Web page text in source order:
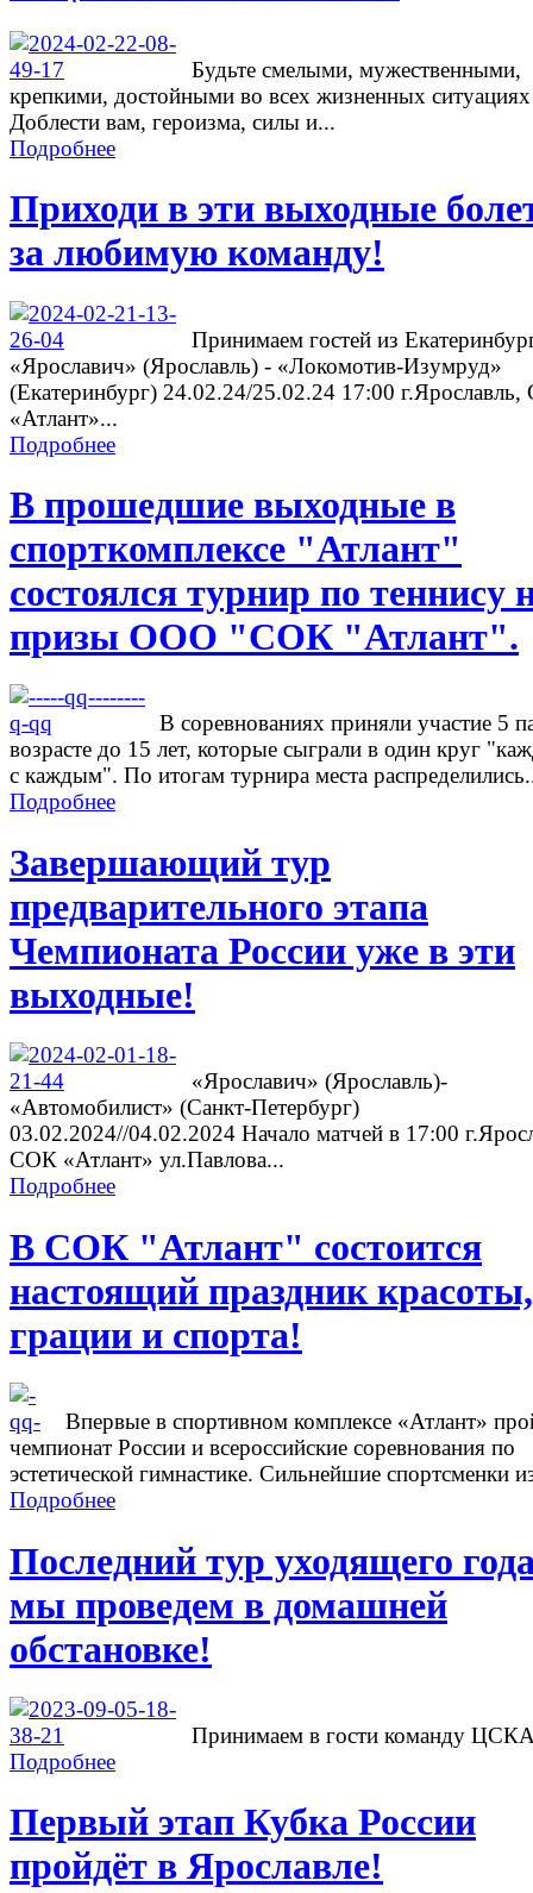
Будьте смелыми, мужественными,
крепкими, достойными во всех жизненных
Доблести вам, героизма, силы и...
Подробнее
Приходи в эти выходные
за любимую команду!
Принимаем гостей из
«Ярославич» (Ярославль) - «Локомотив-Изумруд»
(Екатеринбург) 24.02.24/25.02.24 17:00
«Атлант»...
Подробнее
В прошедшие выходные в
спорткомплексе "Атлант"
состоялся турнир по теннису
призы ООО "СОК "Атлант".
В соревнованиях приняли участие 5
возрасте до 15 лет, которые сыграли в один круг
с каждым". По итогам турнира места
Подробнее
Завершающий тур
предварительного этапа
Чемпионата России уже в эти
выходные!
«Ярославич» (Ярославль)-
«Автомобилист» (Санкт-Петербург)
03.02.2024//04.02.2024 Начало матчей в 17:00
СОК «Атлант» ул.Павлова...
Подробнее
В СОК "Атлант" состоится
настоящий праздник красоты,
грации и спорта!
Впервые в спортивном комплексе «Атлант»
чемпионат России и всероссийские соревнования по
эстетической гимнастике. Сильнейшие спортсменки
Подробнее
Последний тур уходящего
мы проведем в домашней
обстановке!
Принимаем в гости команду
Подробнее
Первый этап Кубка России
пройдёт в Ярославле!